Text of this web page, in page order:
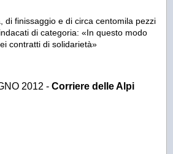
di finissaggio e di circa centomila pezzi
di categoria: «In questo modo
contratti di solidarietà»
2012 - Corriere delle Alpi